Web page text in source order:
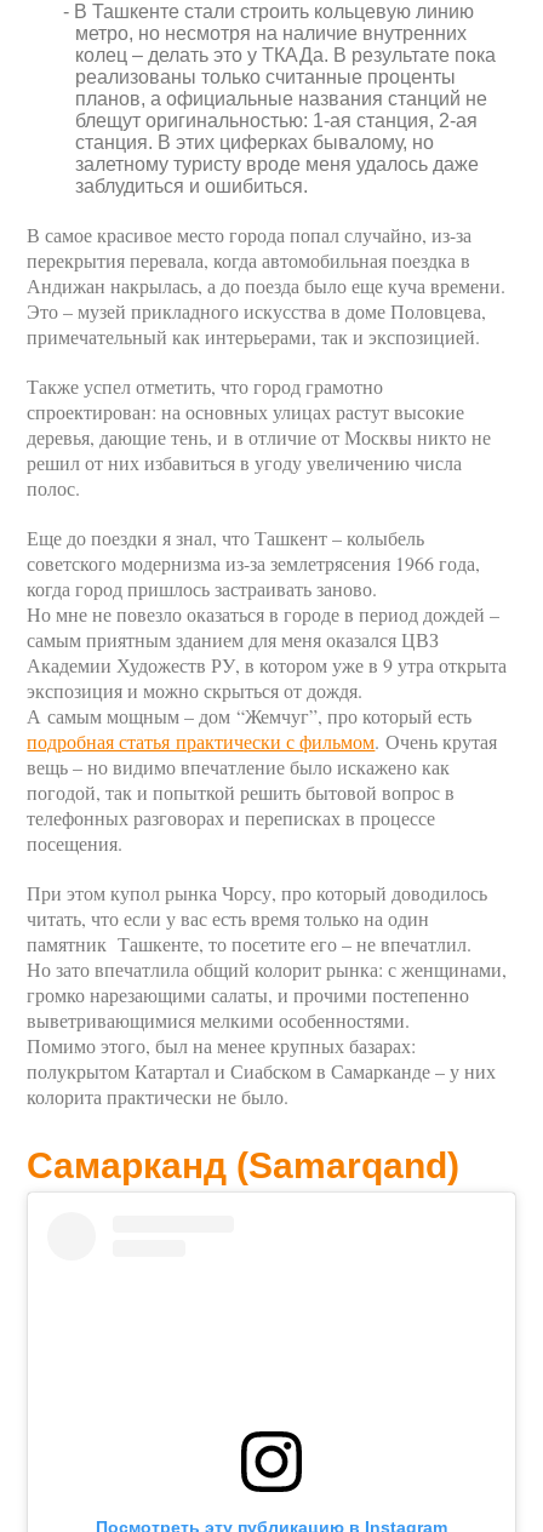
В Ташкенте стали строить кольцевую линию
метро, но несмотря на наличие внутренних
колец – делать это у ТКАДа. В результате пока
реализованы только считанные проценты
планов, а официальные названия станций не
блещут оригинальностью: 1-ая станция, 2-ая
станция. В этих циферках бывалому, но
залетному туристу вроде меня удалось даже
заблудиться и ошибиться.
В самое красивое место города попал случайно, из-за
перекрытия перевала, когда автомобильная поездка в
Андижан накрылась, а до поезда было еще куча времени.
Это – музей прикладного искусства в доме Половцева,
примечательный как интерьерами, так и экспозицией.
Также успел отметить, что город грамотно
спроектирован: на основных улицах растут высокие
деревья, дающие тень, и в отличие от Москвы никто не
решил от них избавиться в угоду увеличению числа
полос.
Еще до поездки я знал, что Ташкент – колыбель
советского модернизма из-за землетрясения 1966 года,
когда город пришлось застраивать заново.
Но мне не повезло оказаться в городе в период дождей –
самым приятным зданием для меня оказался ЦВЗ
Академии Художеств РУ, в котором уже в 9 утра открыта
экспозиция и можно скрыться от дождя.
А самым мощным – дом “Жемчуг”, про который есть
подробная статья практически с фильмом. Очень крутая
вещь – но видимо впечатление было искажено как
погодой, так и попыткой решить бытовой вопрос в
телефонных разговорах и переписках в процессе
посещения.
При этом купол рынка Чорсу, про который доводилось
читать, что если у вас есть время только на один
памятник Ташкенте, то посетите его – не впечатлил.
Но зато впечатлила общий колорит рынка: с женщинами,
громко нарезающими салаты, и прочими постепенно
выветривающимися мелкими особенностями.
Помимо этого, был на менее крупных базарах:
полукрытом Катартал и Сиабском в Самарканде – у них
колорита практически не было.
Самарканд (Samarqand)
Посмотреть эту публикацию в Instagram